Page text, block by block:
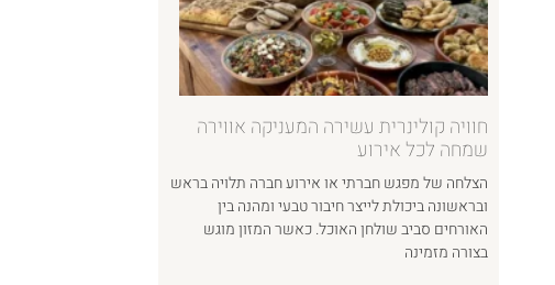
חוויה קולינרית עשירה המעניקה אווירה
שמחה לכל אירוע
הצלחה של מפגש חברתי או אירוע חברה תלויה בראש
ובראשונה ביכולת לייצר חיבור טבעי ומהנה בין
האורחים סביב שולחן האוכל. כאשר המזון מוגש
בצורה מזמינה